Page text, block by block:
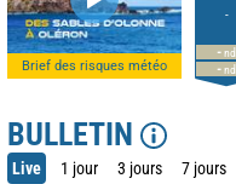
Brief des risques météo
-
-nd
-nd
BULLETIN
Live 1 jour 3 jours 7 jours